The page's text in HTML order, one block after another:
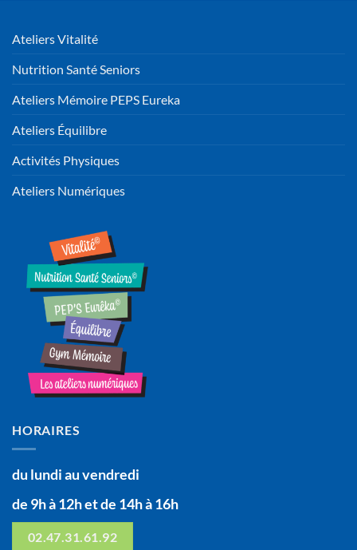
Ateliers Vitalité
Nutrition Santé Seniors
Ateliers Mémoire PEPS Eureka
Ateliers Équilibre
Activités Physiques
Ateliers Numériques
HORAIRES
du lundi au vendredi
de 9h à 12h et de 14h à 16h
02.47.31.61.92